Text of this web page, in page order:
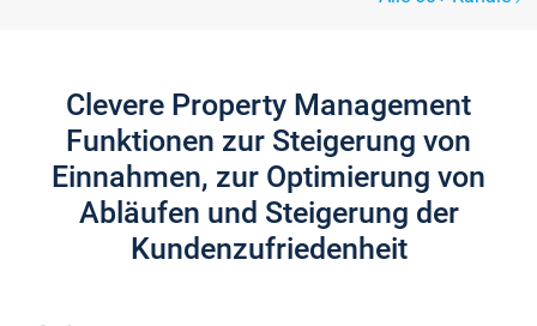
Clevere Property Management
Funktionen zur Steigerung von
Einnahmen, zur Optimierung von
Abläufen und Steigerung der
Kundenzufriedenheit